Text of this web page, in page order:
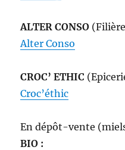
ALTER CONSO
Alter Conso
CROC’ ETHIC
Croc’éthic
En dépôt-vente
BIO :